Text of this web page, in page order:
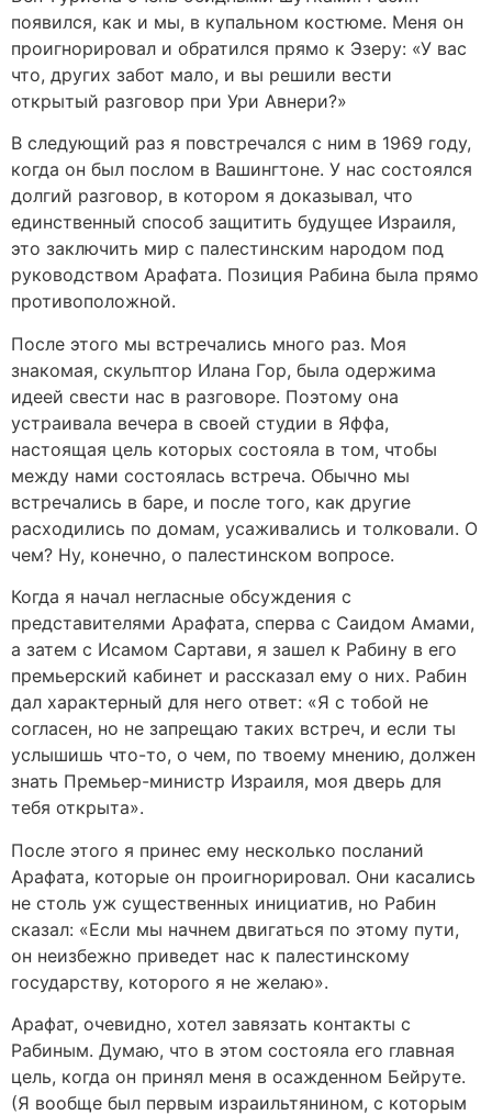
появился, как и мы, в купальном костюме. Меня он
проигнорировал и обратился прямо к Эзеру: «У вас
что, других забот мало, и вы решили вести
открытый разговор при Ури Авнери?»
В следующий раз я повстречался с ним в 1969 году,
когда он был послом в Вашингтоне. У нас состоялся
долгий разговор, в котором я доказывал, что
единственный способ защитить будущее Израиля,
это заключить мир с палестинским народом под
руководством Арафата. Позиция Рабина была прямо
противоположной.
После этого мы встречались много раз. Моя
знакомая, скульптор Илана Гор, была одержима
идеей свести нас в разговоре. Поэтому она
устраивала вечера в своей студии в Яффа,
настоящая цель которых состояла в том, чтобы
между нами состоялась встреча. Обычно мы
встречались в баре, и после того, как другие
расходились по домам, усаживались и толковали. О
чем? Ну, конечно, о палестинском вопросе.
Когда я начал негласные обсуждения с
представителями Арафата, сперва с Саидом Амами,
а затем с Исамом Сартави, я зашел к Рабину в его
премьерский кабинет и рассказал ему о них. Рабин
дал характерный для него ответ: «Я с тобой не
согласен, но не запрещаю таких встреч, и если ты
услышишь что-то, о чем, по твоему мнению, должен
знать Премьер-министр Израиля, моя дверь для
тебя открыта».
После этого я принес ему несколько посланий
Арафата, которые он проигнорировал. Они касались
не столь уж существенных инициатив, но Рабин
сказал: «Если мы начнем двигаться по этому пути,
он неизбежно приведет нас к палестинскому
государству, которого я не желаю».
Арафат, очевидно, хотел завязать контакты с
Рабиным. Думаю, что в этом состояла его главная
цель, когда он принял меня в осажденном Бейруте.
(Я вообще был первым израильтянином, с которым